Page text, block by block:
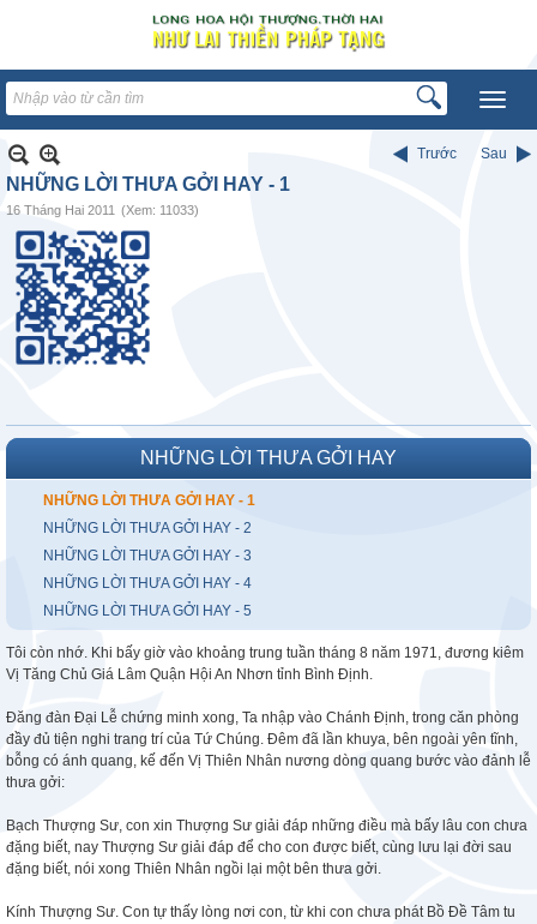
Trước Sau
NHỮNG LỜI THƯA GỞI HAY - 1
16 Tháng Hai 2011 (Xem: 11033)
NHỮNG LỜI THƯA GỞI HAY
NHỮNG LỜI THƯA GỞI HAY - 1
NHỮNG LỜI THƯA GỞI HAY - 2
NHỮNG LỜI THƯA GỞI HAY - 3
NHỮNG LỜI THƯA GỞI HAY - 4
NHỮNG LỜI THƯA GỞI HAY - 5
Tôi còn nhớ. Khi bấy giờ vào khoảng trung tuần tháng 8 năm 1971, đương kiêm
Vị Tăng Chủ Giá Lâm Quận Hội An Nhơn tỉnh Bình Định.
Đăng đàn Đại Lễ chứng minh xong, Ta nhập vào Chánh Định, trong căn phòng
đầy đủ tiện nghi trang trí của Tứ Chúng. Đêm đã lần khuya, bên ngoài yên tĩnh,
bỗng có ánh quang, kế đến Vị Thiên Nhân nương dòng quang bước vào đảnh lễ
thưa gởi:
Bạch Thượng Sư, con xin Thượng Sư giải đáp những điều mà bấy lâu con chưa
đặng biết, nay Thượng Sư giải đáp để cho con được biết, cùng lưu lại đời sau
đặng biết, nói xong Thiên Nhân ngồi lại một bên thưa gởi.
Kính Thượng Sư. Con tự thấy lòng nơi con, từ khi con chưa phát Bồ Đề Tâm tu